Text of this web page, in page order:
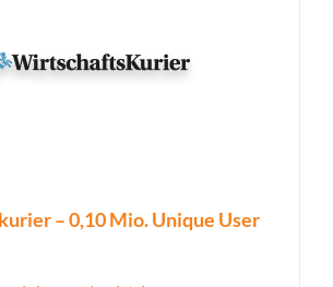
– 0,10 Mio. Unique User